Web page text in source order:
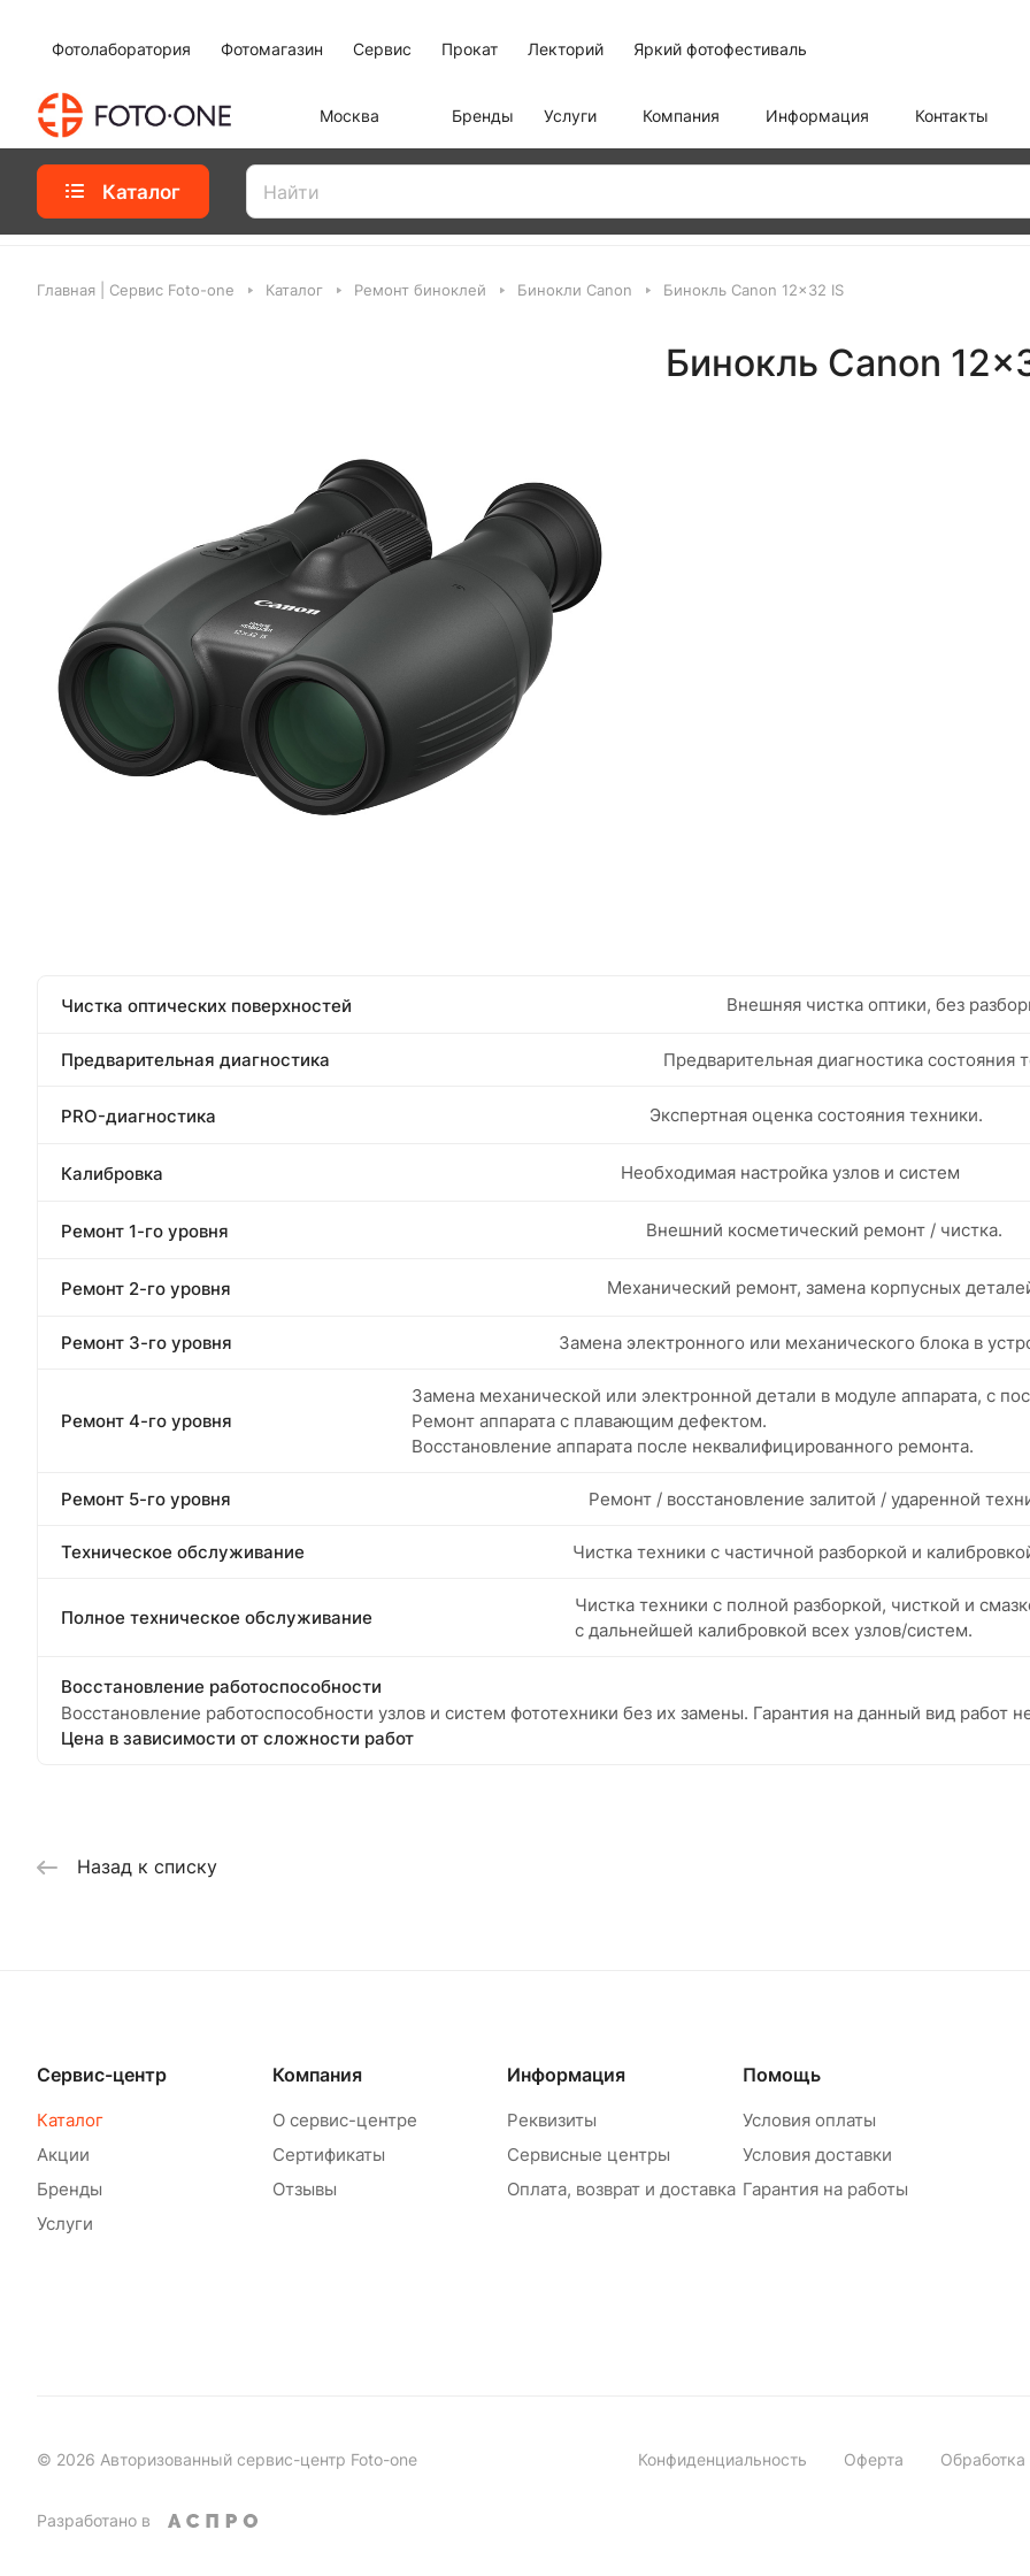
Фотолаборатория Фотомагазин Сервис Прокат Лекторий Яркий фотофестиваль
Москва Бренды Услуги Компания Информация Контакты
Каталог
Главная | Сервис Foto-one Каталог Ремонт биноклей Бинокли Canon Бинокль Canon 12x32 IS
Бинокль Canon
Чистка оптических поверхностей Внешняя чистка оптики, без
Предварительная диагностика Предварительная диагностика состояния
PRO-диагностика Экспертная оценка состояния техники.
Калибровка Необходимая настройка узлов и систем
Ремонт 1-го уровня Внешний косметический ремонт / чистка.
Ремонт 2-го уровня Механический ремонт, замена корпусных
Ремонт 3-го уровня Замена электронного или механического блока в
Ремонт 4-го уровня
Замена механической или электронной детали в модуле аппарата, с
Ремонт аппарата с плавающим дефектом.
Восстановление аппарата после неквалифицированного ремонта.
Ремонт 5-го уровня Ремонт / восстановление залитой / ударенной
Техническое обслуживание Чистка техники с частичной разборкой и
Полное техническое обслуживание
Чистка техники с полной разборкой, чисткой и
с дальнейшей калибровкой всех узлов/систем.
Восстановление работоспособности
Восстановление работоспособности узлов и систем фототехники без их замены. Гарантия на данный вид работ
Цена в зависимости от сложности работ
Назад к списку
Сервис-центр
Каталог
Акции
Бренды
Услуги
Компания
О сервис-центре
Сертификаты
Отзывы
Информация
Реквизиты
Сервисные центры
Оплата, возврат и доставка
Помощь
Условия оплаты
Условия доставки
Гарантия на работы
© 2026 Авторизованный сервис-центр Foto-one Конфиденциальность Оферта
Разработано в